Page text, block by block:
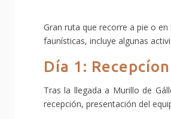
Gran ruta que recorre a pie o
faunísticas, incluye algunas
Día 1: Recepcíon
Tras la llegada a Murillo de
recepción, presentación del